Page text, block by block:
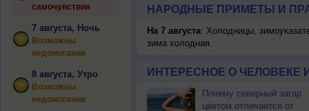
самочувствия
7 августа, Ночь
Возможны
недомогания
8 августа, Утро
Возможны
недомогания
НАРОДНЫЕ ПРИМЕТЫ И
На 7 августа: Холодницы,
зима холодная.
ИНТЕРЕСНОЕ О ЧЕЛОВЕКЕ
Почему северный загар
цветом отличается от